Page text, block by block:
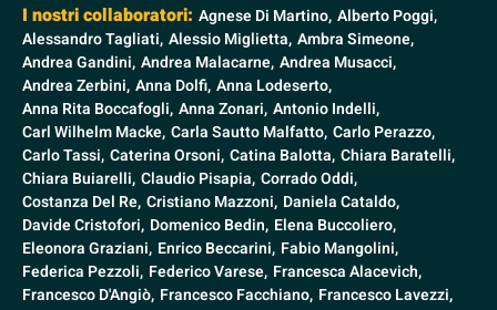
I nostri collaboratori: Agnese Di Martino, Alberto Poggi,
Alessandro Tagliati, Alessio Miglietta, Ambra Simeone,
Andrea Gandini, Andrea Malacarne, Andrea Musacci,
Andrea Zerbini, Anna Dolfi, Anna Lodeserto,
Anna Rita Boccafogli, Anna Zonari, Antonio Indelli,
Carl Wilhelm Macke, Carla Sautto Malfatto, Carlo Perazzo,
Carlo Tassi, Caterina Orsoni, Catina Balotta, Chiara Baratelli,
Chiara Buiarelli, Claudio Pisapia, Corrado Oddi,
Costanza Del Re, Cristiano Mazzoni, Daniela Cataldo,
Davide Cristofori, Domenico Bedin, Elena Buccoliero,
Eleonora Graziani, Enrico Beccarini, Fabio Mangolini,
Federica Pezzoli, Federico Varese, Francesca Alacevich,
Francesco D'Angiò, Francesco Facchiano, Francesco Lavezzi,